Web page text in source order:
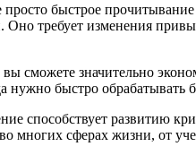
просто быстрое
требует изменения
сможете значительно
нужно быстро обрабатывать
способствует развитию
многих сферах жизни, от